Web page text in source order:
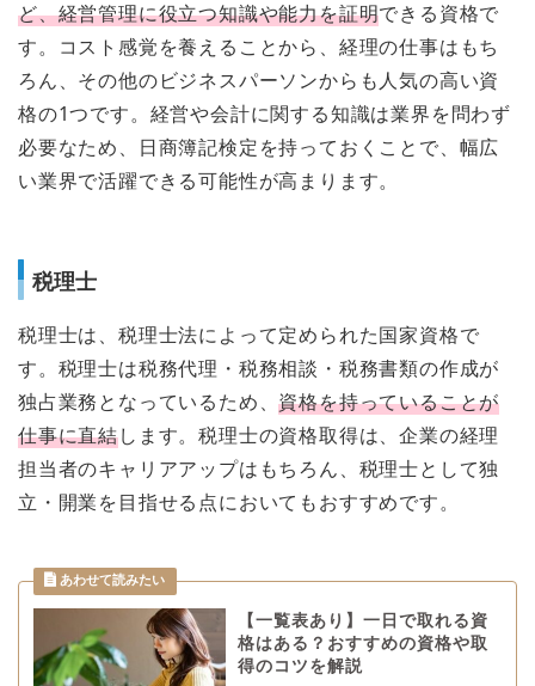
ど、経営管理に役立つ知識や能力を証明できる資格で
す。コスト感覚を養えることから、経理の仕事はもち
ろん、その他のビジネスパーソンからも人気の高い資
格の1つです。経営や会計に関する知識は業界を問わず
必要なため、日商簿記検定を持っておくことで、幅広
い業界で活躍できる可能性が高まります。
税理士
税理士は、税理士法によって定められた国家資格で
す。税理士は税務代理・税務相談・税務書類の作成が
独占業務となっているため、資格を持っていることが
仕事に直結します。税理士の資格取得は、企業の経理
担当者のキャリアアップはもちろん、税理士として独
立・開業を目指せる点においてもおすすめです。
【一覧表あり】一日で取れる資
格はある？おすすめの資格や取
得のコツを解説